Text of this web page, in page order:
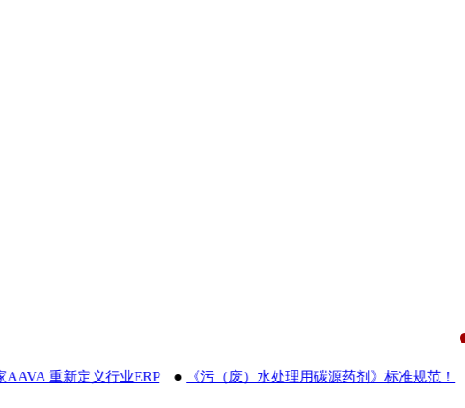
重新定义行业ERP● 《污（废）水处理用碳源药剂》标准规范！●